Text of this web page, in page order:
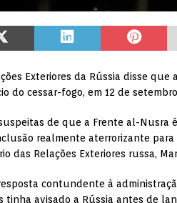
Exteriores da Rússia disse
do cessar-fogo, em 12 de
de que a Frente al-Nusra
realmente aterrorizante
das Relações Exteriores russa,
contundente à
tinha avisado a Rússia antes de